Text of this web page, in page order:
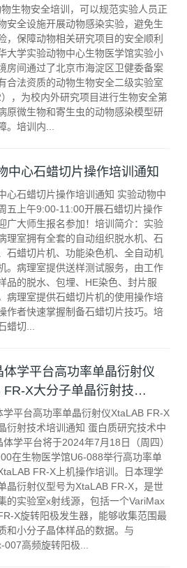
生物安全培训，可以规范实验人员正
安全设施开展动物感染实验，避免生
，保障动物相关研究项目的安全顺利
大学实验动物中心生物医学馆实验小
房间通过了北京市海淀区卫健委备案
合法资质的动物生物安全二级实验室
），为校内外研究项目进行生物安全第
原微生物和寄生虫的动物感染模型研
。培训内...
中心石蜡切片操作培训通知
心石蜡切片操作培训通知 实验动物中
五上午9:00-11:00开展石蜡切片操作
广大师生报名参加！培训简介：实验
理室拥有全套的自动组织脱水机、石
石蜡切片机、功能染色机、全自动机
。病理室提供送样测试服务，由工作
品的脱水、包埋、HE染色、封片服
病理室提供石蜡切片机的使用操作培
作者快速掌握制备石蜡切片技巧。培
蜡切...
体学平台高功率单晶衍射仪
FR-X大分子单晶衍射技…
学平台高功率单晶衍射仪XtaLAB FR-X
衍射技术培训通知 蛋白质研究技术中
体学平台将于2024年7月18日（周四）
在生物医学馆U6-088举行高功率单
FR-X上机操作培训。日本理学
晶衍射仪型号为XtaLAB FR-X，是世
的实验室x射线源，包括一个VariMax
X旋转阳极发生器，能够收集范围最
和小分子晶体样品的数据。与
007高频旋转阳极...